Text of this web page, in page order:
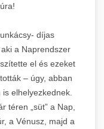
díjas
a Naprendszer
el és ezeket
– úgy, abban
elhelyezkednek.
téren „süt” a Nap,
a Vénusz, majd a